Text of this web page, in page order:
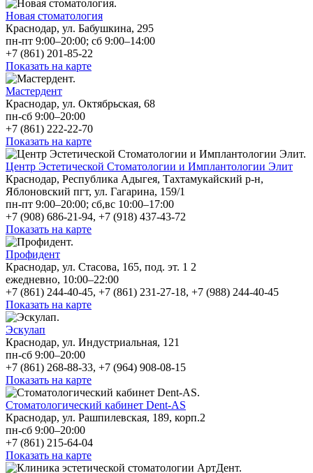
Новая стоматология
Краснодар, ул. Бабушкина, 295
пн-пт 9:00–20:00; сб 9:00–14:00
+7 (861) 201-85-22
Показать на карте
Мастердент
Краснодар, ул. Октябрьская, 68
пн-сб 9:00–20:00
+7 (861) 222-22-70
Показать на карте
Центр Эстетической Стоматологии и Имплантологии Элит
Краснодар, Республика Адыгея, Тахтамукайский р-н,
Яблоновский пгт, ул. Гагарина, 159/1
пн-пт 9:00–20:00; сб,вс 10:00–17:00
+7 (908) 686-21-94, +7 (918) 437-43-72
Показать на карте
Профидент
Краснодар, ул. Стасова, 165, под. эт. 1 2
ежедневно, 10:00–22:00
+7 (861) 244-40-45, +7 (861) 231-27-18, +7 (988) 244-40-45
Показать на карте
Эскулап
Краснодар, ул. Индустриальная, 121
пн-сб 9:00–20:00
+7 (861) 268-88-33, +7 (964) 908-08-15
Показать на карте
Стоматологический кабинет Dent-AS
Краснодар, ул. Рашпилевская, 189, корп.2
пн-сб 9:00–20:00
+7 (861) 215-64-04
Показать на карте